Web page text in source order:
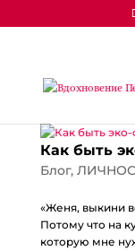
Как быть
Блог,
«Женя, выкини
Потому что на
которую мне